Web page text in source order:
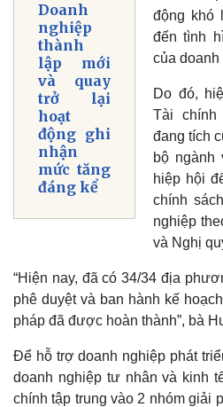
Thế giới
Quan sát
Cuộc sống đó đây
Hồ sơ
Doanh
nghiệp
thành
lập mới
và quay
trở lại
hoạt
động ghi
nhận
mức tăng
đáng kể
động khó
đến tình
của doanh
Do đó,
Tài
đang tích
bộ ngành
hiệp hội
chính
nghiệp
và Nghị
“Hiện nay, đã có 34/34 địa
phê duyệt và ban hành kế
pháp đã được hoàn thành”, bà
Để hỗ trợ doanh nghiệp phát
doanh nghiệp tư nhân và kinh
chính tập trung vào 2 nhóm giải